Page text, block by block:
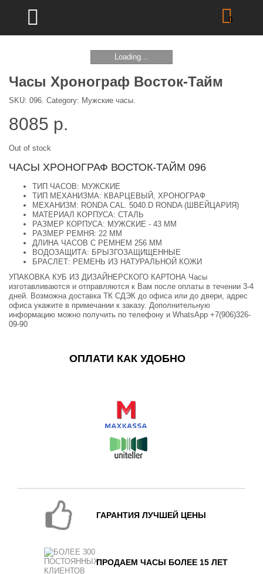
0
Loading...
Часы Хронограф Восток-Тайм
SKU: 096. Category: Мужские часы.
8085 р.
Out of stock
ЧАСЫ ХРОНОГРАФ ВОСТОК-ТАЙМ 096
ТИП ЧАСОВ: МУЖСКИЕ
ТИП МЕХАНИЗМА: КВАРЦЕВЫЙ, ХРОНОГРАФ
МЕХАНИЗМ: RONDA CAL. 5040.D RONDA (ШВЕЙЦАРИЯ)
МАТЕРИАЛ КОРПУСА: СТАЛЬ
РАЗМЕР КОРПУСА: МУЖСКИЕ - 43 ММ
РАЗМЕР РЕМНЯ: 22 ММ
ДЛИНА ЧАСОВ С РЕМНЕМ 256 ММ
ВОДОЗАЩИТА: БРЫЗГОЗАЩИЩЕННЫЕ
БРАСЛЕТ: РЕМЕНЬ ИЗ НАТУРАЛЬНОЙ КОЖИ
УПАКОВКА КУБ ИЗ ДИЗАЙНЕРСКОГО КАРТОНА Часы
изготавливаются и отправляются к Вам после оплаты в течении 3-4
дней. Возможна доставка ТК СДЭК до офиса или до двери, адрес
офиса укажите в примечании к заказу. Дополнительную
информацию можно получить по телефону и WhatsApp +7(906)326-
09-90
ОПЛАТИ КАК УДОБНО
ГАРАНТИЯ ЛУЧШЕЙ ЦЕНЫ
ПРОДАЕМ ЧАСЫ БОЛЕЕ 15 ЛЕТ